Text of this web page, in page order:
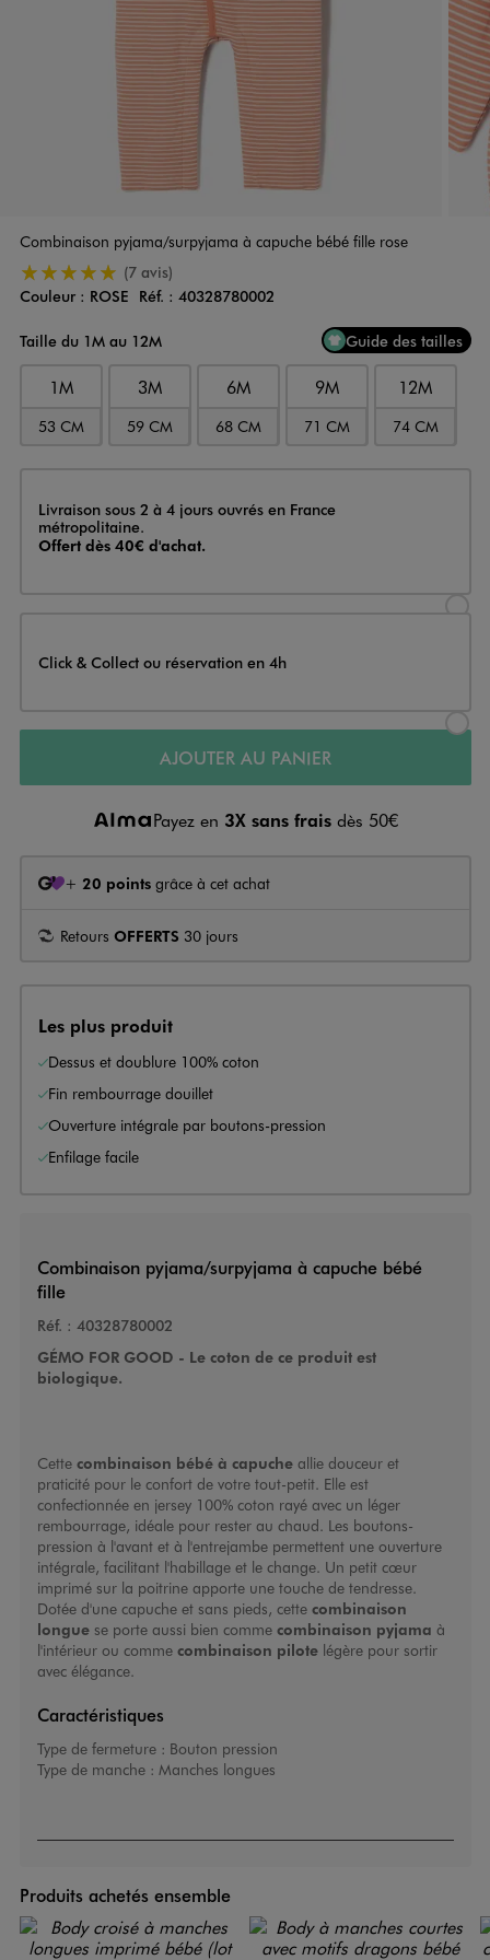
Combinaison pyjama/surpyjama à capuche bébé fille rose
5/5 de moyenne(7 avis)
Couleur
Couleur : ROSE Réf. : 40328780002
Taille du 1M au 12M
Guide des tailles
1M
53 CM
3M
59 CM
6M
68 CM
9M
71 CM
12M
74 CM
Livraison
Livraison sous 2 à 4 jours ouvrés en France
métropolitaine.
Offert dès 40€ d'achat.
Click & Collect ou réservation en 4h
AJOUTER AU PANIER
Payez en 3X sans frais dès 50€
+ 20 points grâce à cet achat
Retours OFFERTS 30 jours
Les plus produit
Dessus et doublure 100% coton
Fin rembourrage douillet
Ouverture intégrale par boutons-pression
Enfilage facile
Combinaison pyjama/surpyjama à capuche bébé
fille
Réf. : 40328780002
GÉMO FOR GOOD - Le coton de ce produit est
biologique.
Cette combinaison bébéà capucheallie douceur et
praticité pour le confort de votre tout-petit. Elle est
confectionnée en jersey 100% coton rayé avec un léger
rembourrage, idéale pour rester au chaud. Les boutons-
pression à l'avant et à l'entrejambe permettent une ouverture
intégrale, facilitant l'habillage et le change. Un petit cœur
imprimé sur la poitrine apporte une touche de tendresse.
Dotée d'une capuche et sans pieds, cette combinaison
longuese porte aussi bien comme combinaison pyjama à
l'intérieur ou comme combinaison pilotelégère pour sortir
avec élégance.
Caractéristiques
Type de fermeture : Bouton pression
Type de manche : Manches longues
Produits achetés ensemble